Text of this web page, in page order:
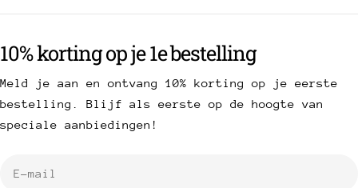
10% korting op je 1e bestelling
Meld je aan en ontvang 10% korting op je eerste
bestelling. Blijf als eerste op de hoogte van
speciale aanbiedingen!